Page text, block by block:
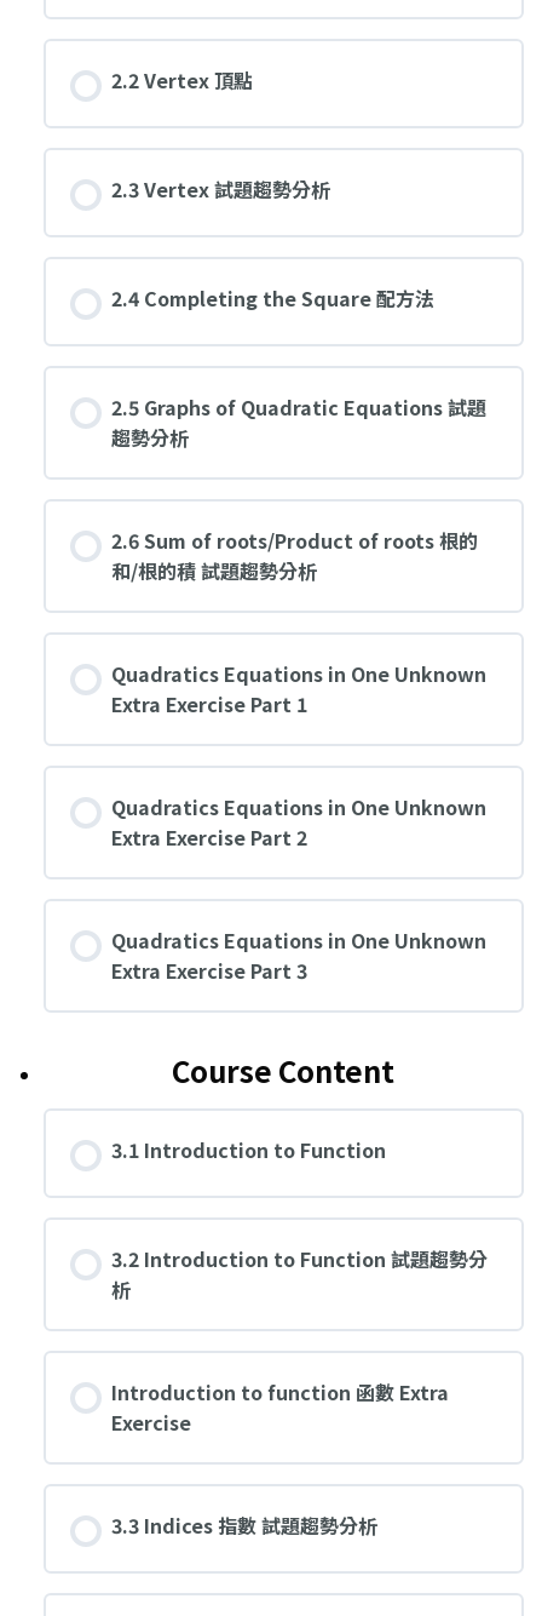
2.2 Vertex 頂點
2.3 Vertex 試題趨勢分析
2.4 Completing the Square 配方法
2.5 Graphs of Quadratic Equations 試題
趨勢分析
2.6 Sum of roots/Product of roots 根的
和/根的積 試題趨勢分析
Quadratics Equations in One Unknown
Extra Exercise Part 1
Quadratics Equations in One Unknown
Extra Exercise Part 2
Quadratics Equations in One Unknown
Extra Exercise Part 3
Course Content
3.1 Introduction to Function
3.2 Introduction to Function 試題趨勢分
析
Introduction to function 函數 Extra
Exercise
3.3 Indices 指數 試題趨勢分析